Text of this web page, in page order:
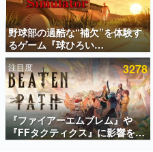
アプリセール情報
インタビュー
連載・特集一覧
殿堂入り記事
SNS拡散数が数千以
ど。多くの人々に読
事をまとめました。
野球部の過酷な“補欠”を体験す
るゲーム『球ひろい
Simulator』が「1件」のウィッ
シュリストをもとにチェコ語に
対応しSNSで話題に。『キング
ダム・カム』開発元やチェコの
プロ野球選手から称賛の声
注目度 3278
『ファイアーエムブレム』や
『FFタクティクス』に影響を受
けた新作戦略RPG『Beaten